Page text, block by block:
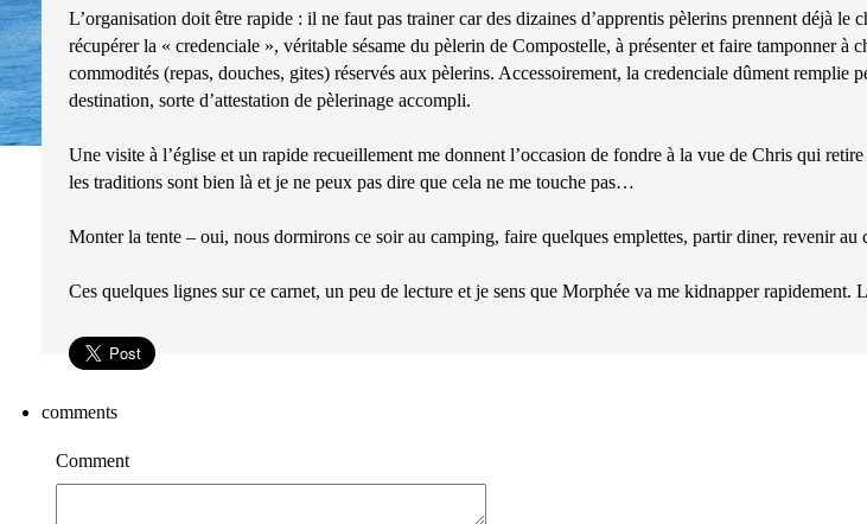
L’organisation doit être rapide : il ne faut pas trainer car des dizaines d’apprentis pèlerins prennent déjà le
récupérer la « credenciale », véritable sésame du pèlerin de Compostelle, à présenter et faire tamponner à
commodités (repas, douches, gites) réservés aux pèlerins. Accessoirement, la credenciale dûment remplie
destination, sorte d’attestation de pèlerinage accompli.
Une visite à l’église et un rapide recueillement me donnent l’occasion de fondre à la vue de Chris qui
les traditions sont bien là et je ne peux pas dire que cela ne me touche pas…
Monter la tente – oui, nous dormirons ce soir au camping, faire quelques emplettes, partir diner, revenir
Ces quelques lignes sur ce carnet, un peu de lecture et je sens que Morphée va me kidnapper
comments
Comment